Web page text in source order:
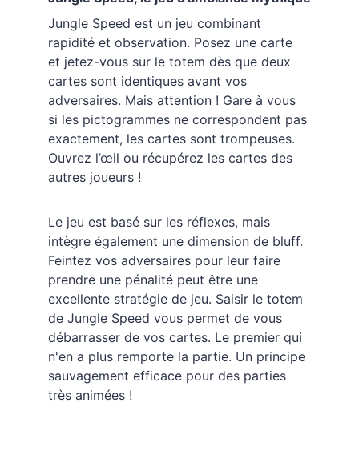
Jungle Speed est un jeu combinant
rapidité et observation. Posez une carte
et jetez-vous sur le totem dès que deux
cartes sont identiques avant vos
adversaires. Mais attention ! Gare à vous
si les pictogrammes ne correspondent pas
exactement, les cartes sont trompeuses.
Ouvrez l’œil ou récupérez les cartes des
autres joueurs !
Le jeu est basé sur les réflexes, mais
intègre également une dimension de bluff.
Feintez vos adversaires pour leur faire
prendre une pénalité peut être une
excellente stratégie de jeu. Saisir le totem
de Jungle Speed vous permet de vous
débarrasser de vos cartes. Le premier qui
n'en a plus remporte la partie. Un principe
sauvagement efficace pour des parties
très animées !